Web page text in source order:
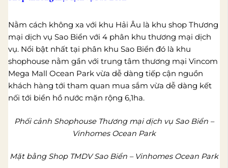
Nằm cách không xa với khu Hải Âu là khu shop Thương
mại dịch vụ Sao Biển với 4 phân khu thương mại dịch
vụ. Nổi bật nhất tại phân khu Sao Biển đó là khu
shophouse nằm gần với trung tâm thương mại Vincom
Mega Mall Ocean Park vừa dễ dàng tiếp cận nguồn
khách hàng tới tham quan mua sắm vừa dễ dàng kết
nối tới biển hồ nước mặn rộng 6,1ha.
Phối cảnh Shophouse Thương mại dịch vụ Sao Biển –
Vinhomes Ocean Park
Mặt bằng Shop TMDV Sao Biển – Vinhomes Ocean Park